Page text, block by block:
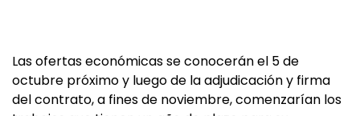
Las ofertas económicas se conocerán el 5 de
octubre próximo y luego de la adjudicación y firma
del contrato, a fines de noviembre, comenzarían los